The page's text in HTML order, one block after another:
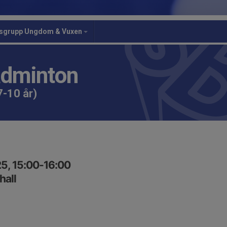
Ungdom & Vuxen
10 år)
15:00-16:00